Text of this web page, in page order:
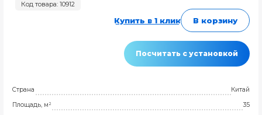
Код товара: 10912
Купить в 1 клик В корзину
Посчитать с установкой
Страна
Китай
Площадь, м²
35